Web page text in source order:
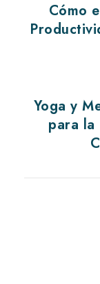
Cómo
Yoga y
para la